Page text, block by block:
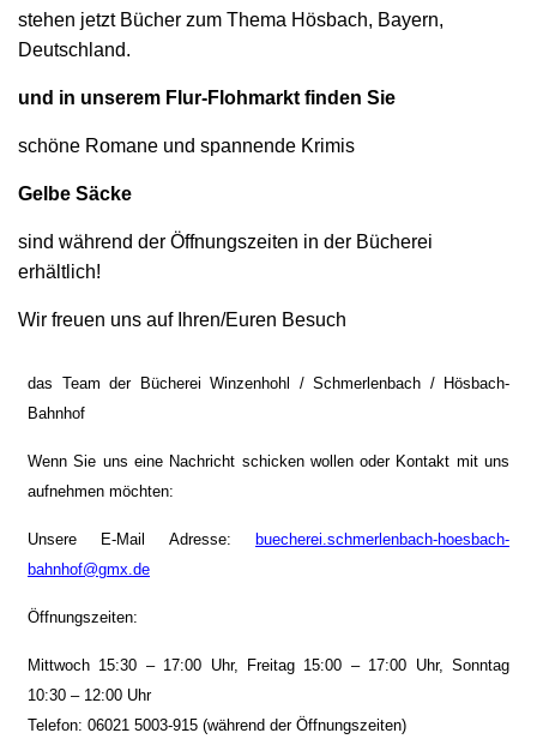
stehen jetzt Bücher zum Thema Hösbach, Bayern,
Deutschland.
und in unserem Flur-Flohmarkt finden Sie
schöne Romane und spannende Krimis
Gelbe Säcke
sind während der Öffnungszeiten in der Bücherei
erhältlich!
Wir freuen uns auf Ihren/Euren Besuch
das Team der Bücherei Winzenhohl / Schmerlenbach / Hösbach-
Bahnhof
Wenn Sie uns eine Nachricht schicken wollen oder Kontakt mit uns
aufnehmen möchten:
Unsere E-Mail Adresse:
buecherei.schmerlenbach-hoesbach-
bahnhof@gmx.de
Öffnungszeiten:
Mittwoch 15:30 – 17:00 Uhr, Freitag 15:00 – 17:00 Uhr, Sonntag
10:30 – 12:00 Uhr
Telefon: 06021 5003-915 (während der Öffnungszeiten)